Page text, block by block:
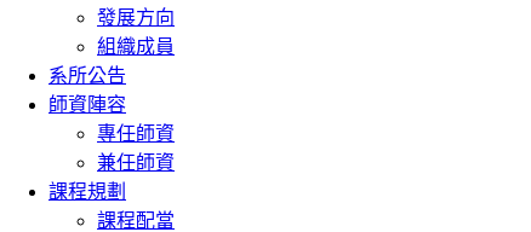
發展方向
組織成員
系所公告
師資陣容
專任師資
兼任師資
課程規劃
課程配當